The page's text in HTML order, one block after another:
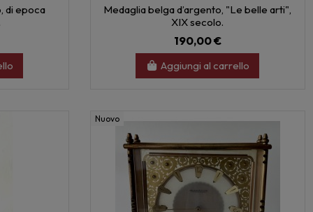
di epoca
Medaglia belga d’argento, "Le belle arti",
XIX secolo.
190,00 €
Aggiungi al carrello
Nuovo